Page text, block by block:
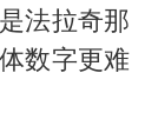
法拉奇那
数字更难